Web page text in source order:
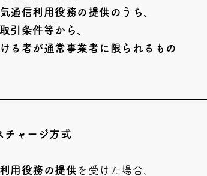
通信利用役務の提供のうち、
引条件等から、
る者が通常事業者に限られるもの
チャージ方式
用役務の提供 を受けた場合、